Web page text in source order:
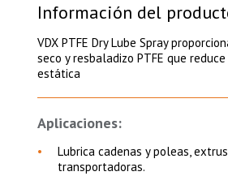
Información del
VDX PTFE Dry Lube Spray
seco y resbaladizo PTFE que
estática
Aplicaciones:
Lubrica cadenas y poleas,
transportadoras.